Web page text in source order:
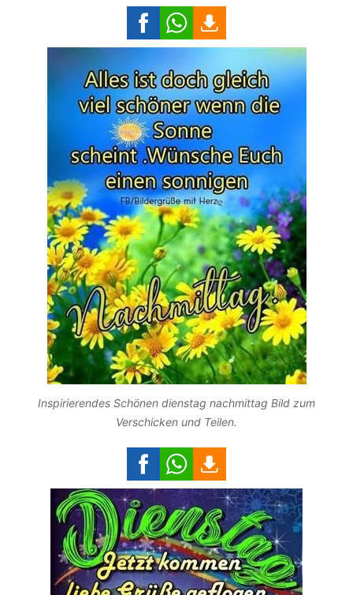
Inspirierendes Schönen dienstag nachmittag Bild zum
Verschicken und Teilen.